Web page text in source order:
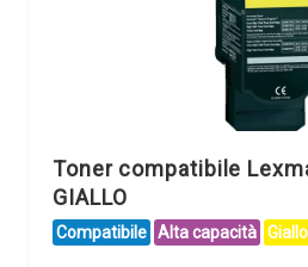
Toner compatibile
GIALLO
Compatibile Alta capacità Giallo